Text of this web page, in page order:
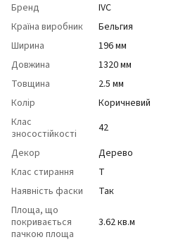
Бренд
IVC
Країна виробник
Бельгия
Ширина
196 мм
Довжина
1320 мм
Товщина
2.5 мм
Колір
Коричневий
Клас
зносостійкості
42
Декор
Дерево
Клас стирання
T
Наявність фаски
Так
Площа, що
покривається
пачкою площа
3.62 кв.м